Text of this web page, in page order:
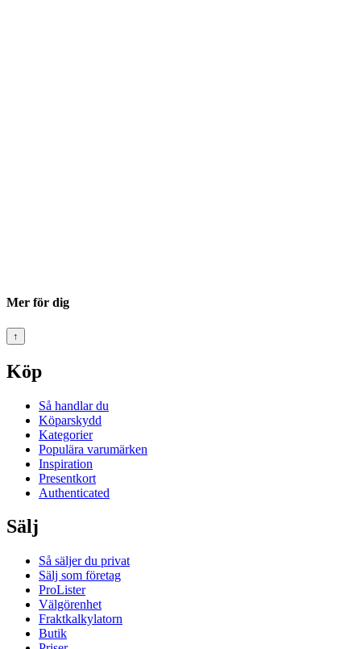
Mer för dig
↑
Köp
Så handlar du
Köparskydd
Kategorier
Populära varumärken
Inspiration
Presentkort
Authenticated
Sälj
Så säljer du privat
Sälj som företag
ProLister
Välgörenhet
Fraktkalkylatorn
Butik